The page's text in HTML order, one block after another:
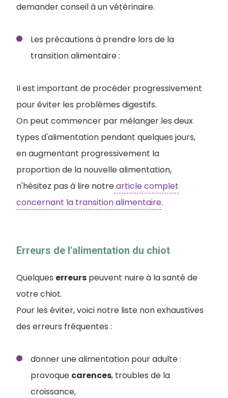
demander conseil à un vétérinaire.
Les précautions à prendre lors de la
transition alimentaire :
Il est important de procéder progressivement
pour éviter les problèmes digestifs.
On peut commencer par mélanger les deux
types d'alimentation pendant quelques jours,
en augmentant progressivement la
proportion de la nouvelle alimentation,
n'hésitez pas à lire notrearticle complet
concernant la transition alimentaire.
Erreurs de l'alimentation du chiot
Quelques erreurs peuvent nuire à la santé de
votre chiot.
Pour les éviter, voici notre liste non exhaustives
des erreurs fréquentes :
donner une alimentation pour adulte :
provoque carences, troubles de la
croissance,